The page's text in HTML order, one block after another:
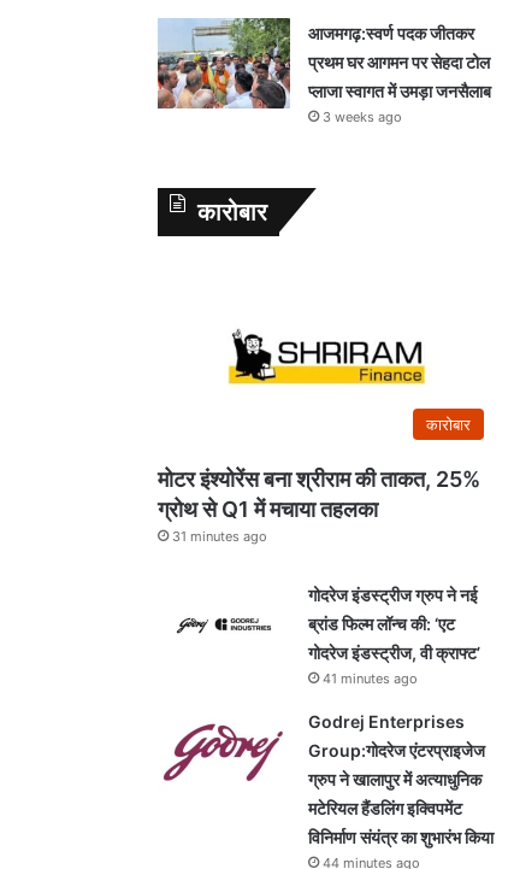
आजमगढ़:स्वर्ण पदक जीतकर
प्रथम घर आगमन पर सेहदा टोल
प्लाजा स्वागत में उमड़ा जनसैलाब
3 weeks ago
कारोबार
कारोबार
मोटर इंश्योरेंस बना श्रीराम की ताकत, 25%
ग्रोथ से Q1 में मचाया तहलका
31 minutes ago
गोदरेज इंडस्ट्रीज ग्रुप ने नई
ब्रांड फिल्म लॉन्च की: ‘एट
गोदरेज इंडस्ट्रीज, वी क्राफ्ट’
41 minutes ago
Godrej Enterprises
Group:गोदरेज एंटरप्राइजेज
ग्रुप ने खालापुर में अत्याधुनिक
मटेरियल हैंडलिंग इक्विपमेंट
विनिर्माण संयंत्र का शुभारंभ किया
44 minutes ago